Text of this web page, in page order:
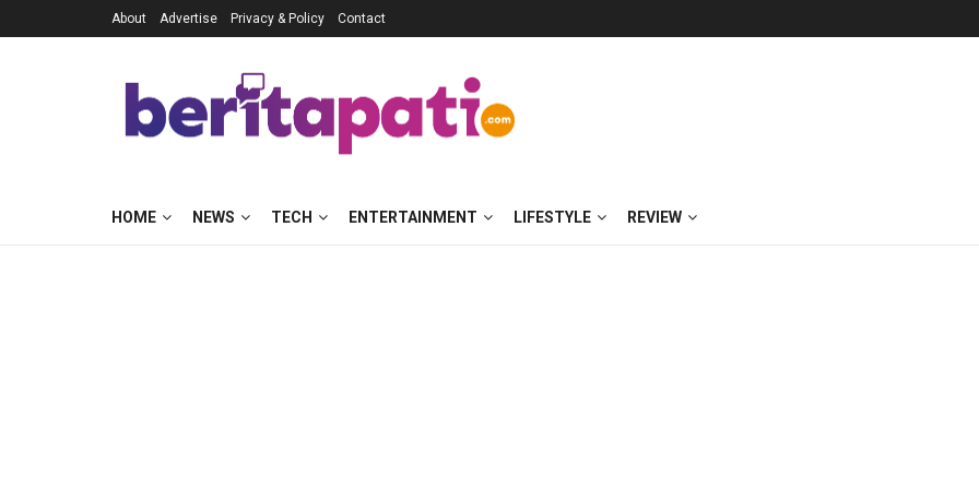
About Advertise Privacy & Policy Contact
HOME NEWS TECH ENTERTAINMENT LIFESTYLE REVIEW